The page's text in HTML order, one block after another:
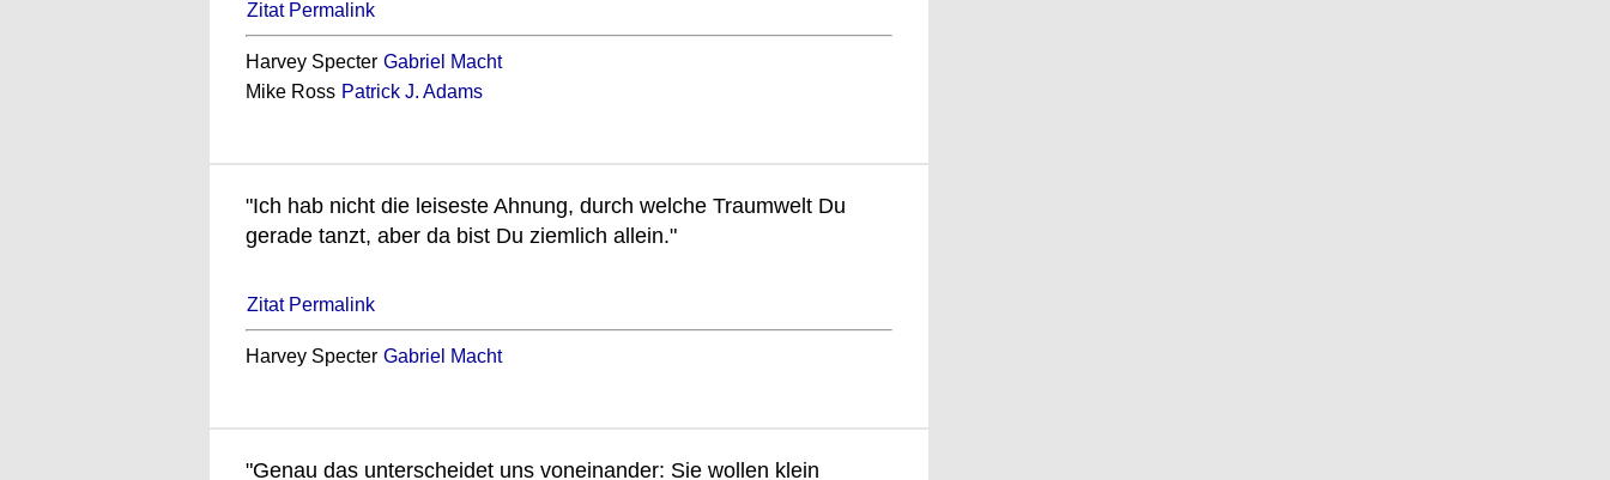
Zitat Permalink
Harvey Specter Gabriel Macht
Mike Ross Patrick J. Adams
"Ich hab nicht die leiseste Ahnung, durch welche Traumwelt Du
gerade tanzt, aber da bist Du ziemlich allein."
Zitat Permalink
Harvey Specter Gabriel Macht
"Genau das unterscheidet uns voneinander: Sie wollen klein